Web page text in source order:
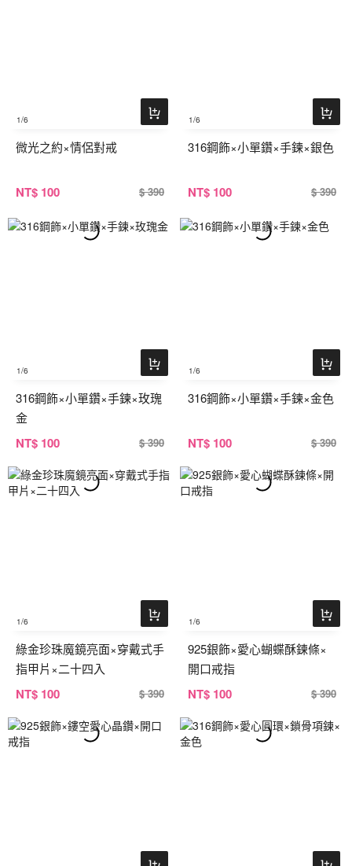
1/6
微光之約×情侶對戒
NT$ 100 $ 390
1/6
316鋼飾×小單鑽×手鍊×銀色
NT$ 100 $ 390
1/6
316鋼飾×小單鑽×手鍊×玫瑰
金
NT$ 100 $ 390
1/6
316鋼飾×小單鑽×手鍊×金色
NT$ 100 $ 390
1/6
綠金珍珠魔鏡亮面×穿戴式手
指甲片×二十四入
NT$ 100 $ 390
1/6
925銀飾×愛心蝴蝶酥鍊條×
開口戒指
NT$ 100 $ 390